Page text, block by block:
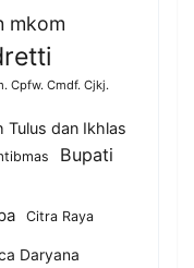
mkom
Cpfw. Cmdf. Cjkj.
Tulus dan Ikhlas
Bupati
Citra Raya
Daryana